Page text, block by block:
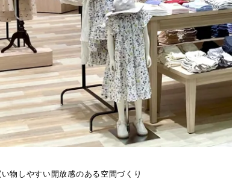
物しやすい開放感のある空間づくり